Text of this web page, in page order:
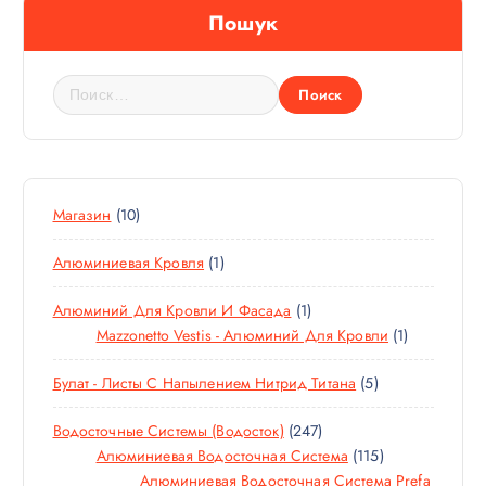
Пошук
Н
а
й
и
:Магазин 101
0
Т
О
В
А
Р
О
В
Алюминиевая Кровля 11
Т
О
В
А
Р
Алюминий Для Кровли И Фасада 11
Т
О
В
А
Р
Mazzonetto Vestis - Алюминий Для Кровли 11
Т
В
Булат - Листы С Напылением Нитрид Титана 55
Т
В
Водосточные Системы (водосток) 2472
4
7
Алюминиевая Водосточная Система 1151
1
Алюминиевая Водосточная Система Prefa